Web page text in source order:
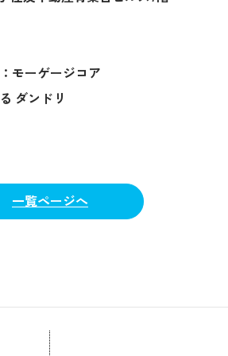
モーゲージコア
ダンドリ
一覧ページへ